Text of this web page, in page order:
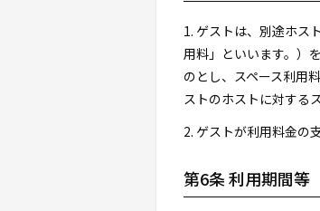
1. ゲストは、別途ホス
用料」といいます。）
のとし、スペース利用
ストのホストに対する
2. ゲストが利用料金の
第6条 利用期間等